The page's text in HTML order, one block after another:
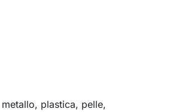
plastica, pelle,